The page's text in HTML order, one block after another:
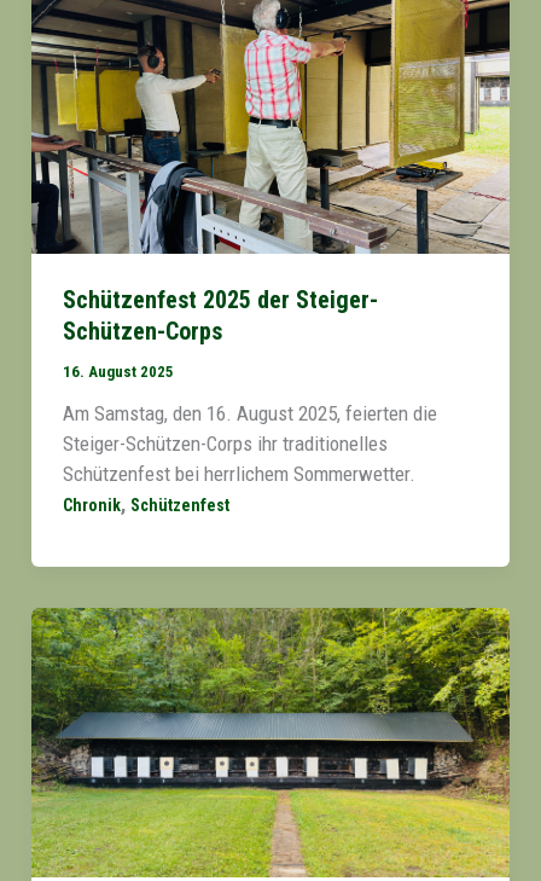
Schützenfest 2025 der Steiger-
Schützen-Corps
16. August 2025
Am Samstag, den 16. August 2025, feierten die
Steiger-Schützen-Corps ihr traditionelles
Schützenfest bei herrlichem Sommerwetter.
Chronik, Schützenfest